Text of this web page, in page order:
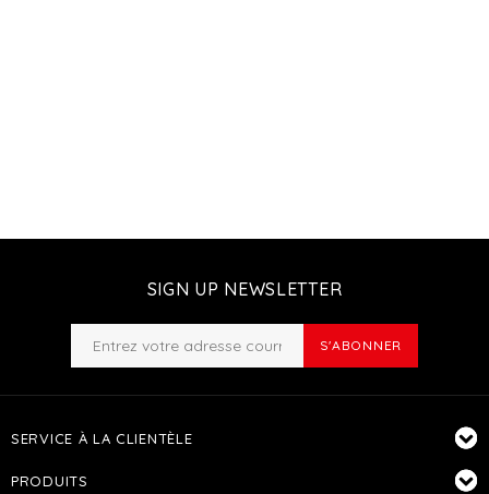
SIGN UP NEWSLETTER
S'ABONNER
SERVICE À LA CLIENTÈLE
PRODUITS